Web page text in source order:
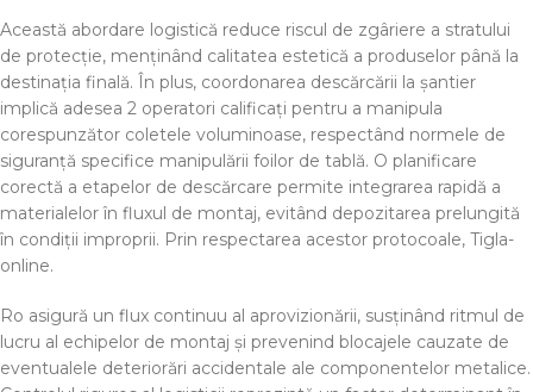
Această abordare logistică reduce riscul de zgâriere a stratului
de protecție, menținând calitatea estetică a produselor până la
destinația finală. În plus, coordonarea descărcării la șantier
implică adesea 2 operatori calificați pentru a manipula
corespunzător coletele voluminoase, respectând normele de
siguranță specifice manipulării foilor de tablă. O planificare
corectă a etapelor de descărcare permite integrarea rapidă a
materialelor în fluxul de montaj, evitând depozitarea prelungită
în condiții improprii. Prin respectarea acestor protocoale, Tigla-
online.
Ro asigură un flux continuu al aprovizionării, susținând ritmul de
lucru al echipelor de montaj și prevenind blocajele cauzate de
eventualele deteriorări accidentale ale componentelor metalice.